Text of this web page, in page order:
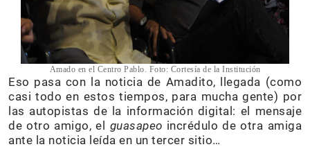
Amado en el Centro Pablo. Foto: Cortesía de la Institución
Eso pasa con la noticia de Amadito, llegada (como
casi todo en estos tiempos, para mucha gente) por
las autopistas de la información digital: el mensaje
de otro amigo, el guasapeo incrédulo de otra amiga
ante la noticia leída en un tercer sitio…